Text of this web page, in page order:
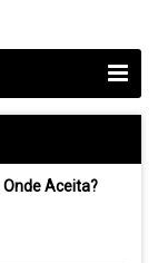
Onde Aceita?